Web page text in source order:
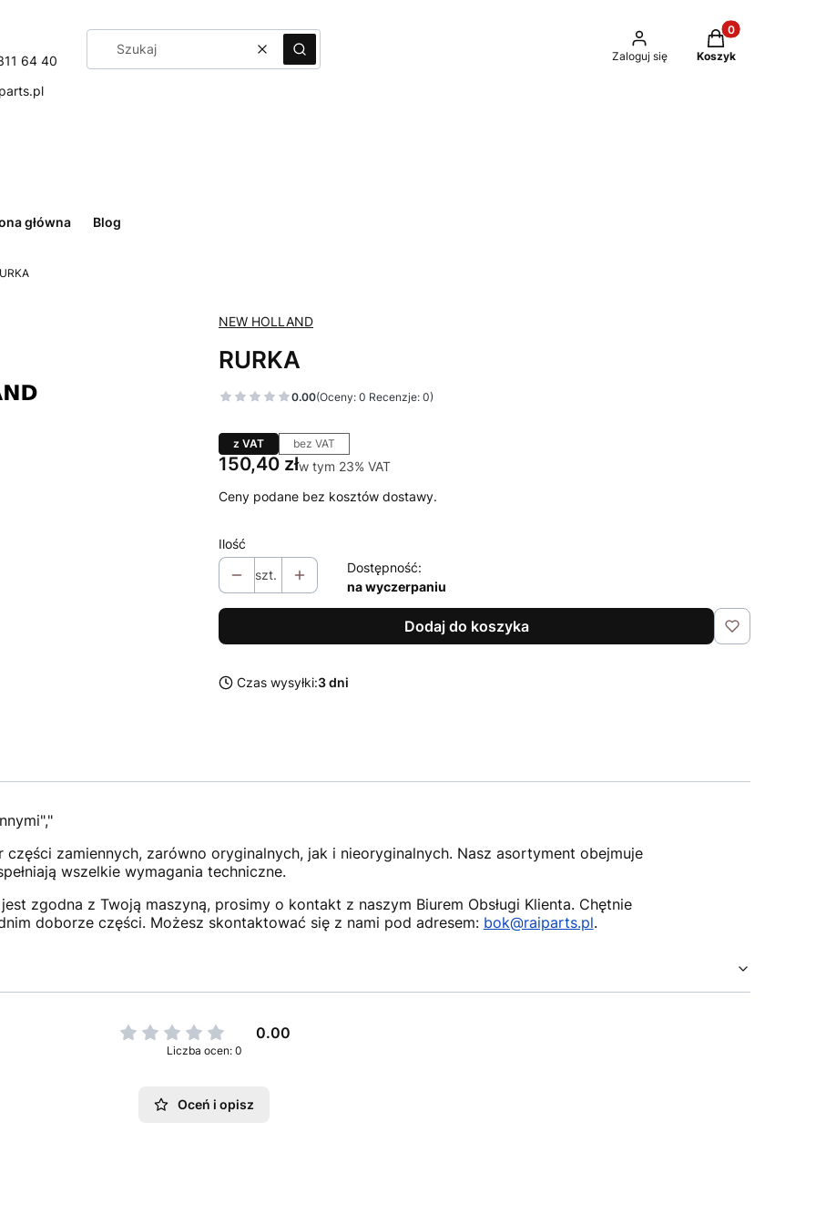
64 40
WyczyśćSzukaj Zaloguj się
Produkty w
Koszyk
główna Blog
NEW HOLLAND
RURKA
0.00(Oceny: 0 Recenzje: 0)
z VAT bez VAT
Cena
150,40 złw tym 23% VAT
w tym 23% VAT
Ceny podane bez kosztów dostawy.
Ilość
szt.
Dostępność:
na wyczerpaniu
Dodaj do koszyka
Czas wysyłki:3 dni
zamiennych, zarówno oryginalnych, jak i nieoryginalnych. Nasz asortyment obejmuje
wszelkie wymagania techniczne.
zgodna z Twoją maszyną, prosimy o kontakt z naszym Biurem Obsługi Klienta. Chętnie
doborze części. Możesz skontaktować się z nami pod adresem: bok@raiparts.pl.
0.00
Liczba ocen: 0
Oceń i opisz